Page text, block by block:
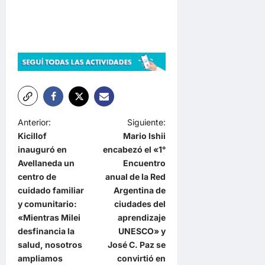
N
a
v
e
g
a
c
i
Anterior:
Kicillof
inauguró en
Avellaneda un
centro de
cuidado familiar
y comunitario:
«Mientras Milei
desfinancia la
salud, nosotros
ampliamos
Siguiente:
Mario Ishii
encabezó el «1°
Encuentro
anual de la Red
Argentina de
ciudades del
aprendizaje
UNESCO» y
José C. Paz se
convirtió en